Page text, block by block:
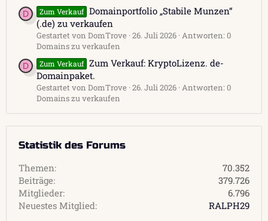
D Zum Verkauf Domainportfolio „Stabile Munzen“
(.de) zu verkaufen
Gestartet von DomTrove 26. Juli 2026 Antworten: 0
Domains zu verkaufen
D Zum Verkauf Zum Verkauf: KryptoLizenz. de-
Domainpaket.
Gestartet von DomTrove 26. Juli 2026 Antworten: 0
Domains zu verkaufen
Statistik des Forums
Themen
70.352
Beiträge
379.726
Mitglieder
6.796
Neuestes Mitglied
RALPH29